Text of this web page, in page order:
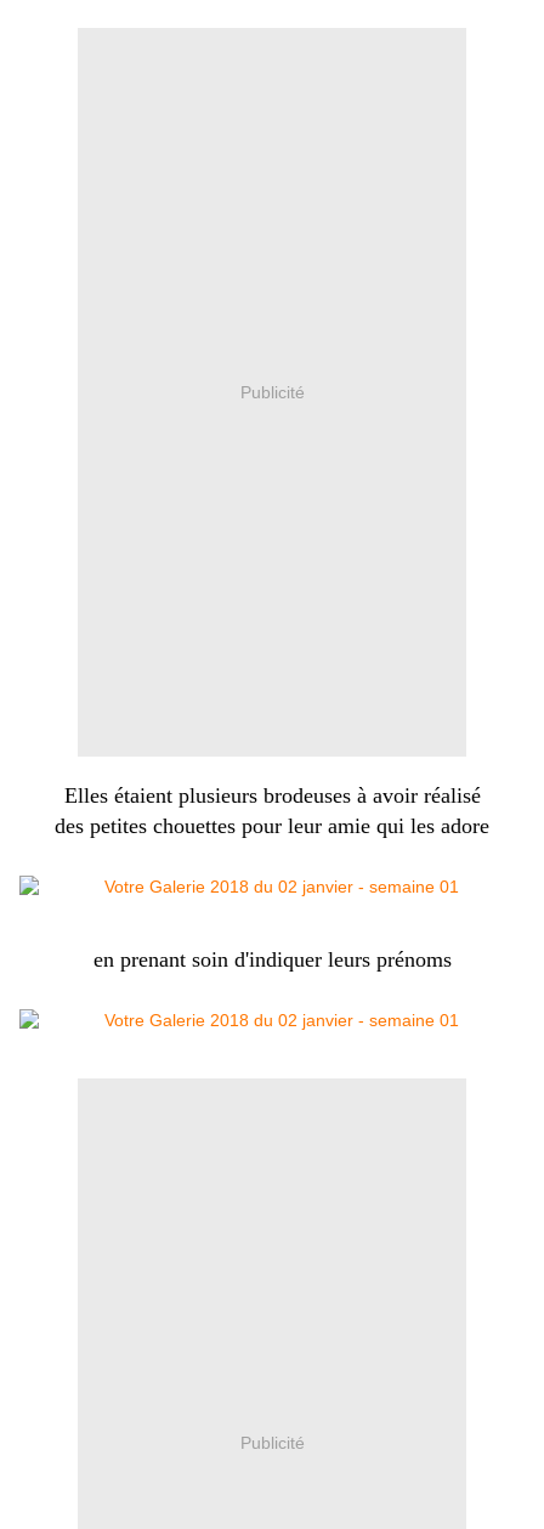
Publicité
Elles étaient plusieurs brodeuses à avoir réalisé
des petites chouettes pour leur amie qui les adore
en prenant soin d'indiquer leurs prénoms
Publicité